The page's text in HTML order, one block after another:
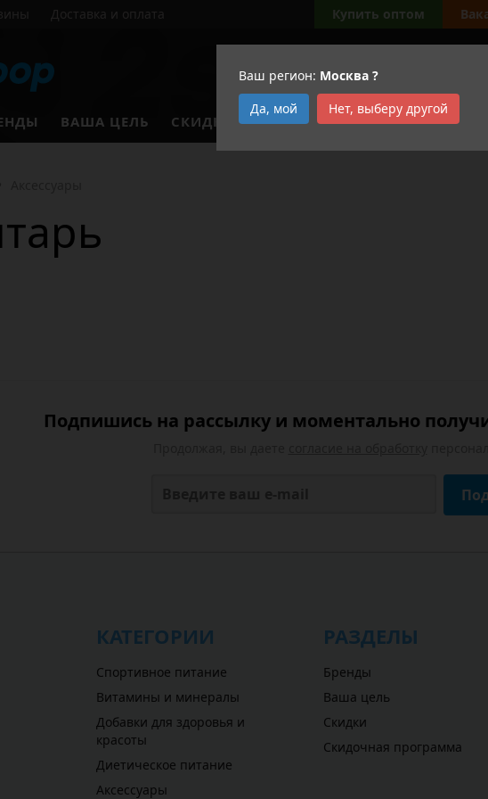
Ваш регион: Москва ?
Да, мой
Нет, выберу другой
Доставка и оплата Купить оптом
ВАША ЦЕЛЬ СКИДКИ АКЦИИ
Подпишись на рассылку и моментально получи
КАТЕГОРИИ
Спортивное питание
Витамины и минералы
Добавки для здоровья и
красоты
Диетическое питание
Аксессуары
РАЗДЕЛЫ
Бренды
Ваша цель
Скидки
Скидочная программа